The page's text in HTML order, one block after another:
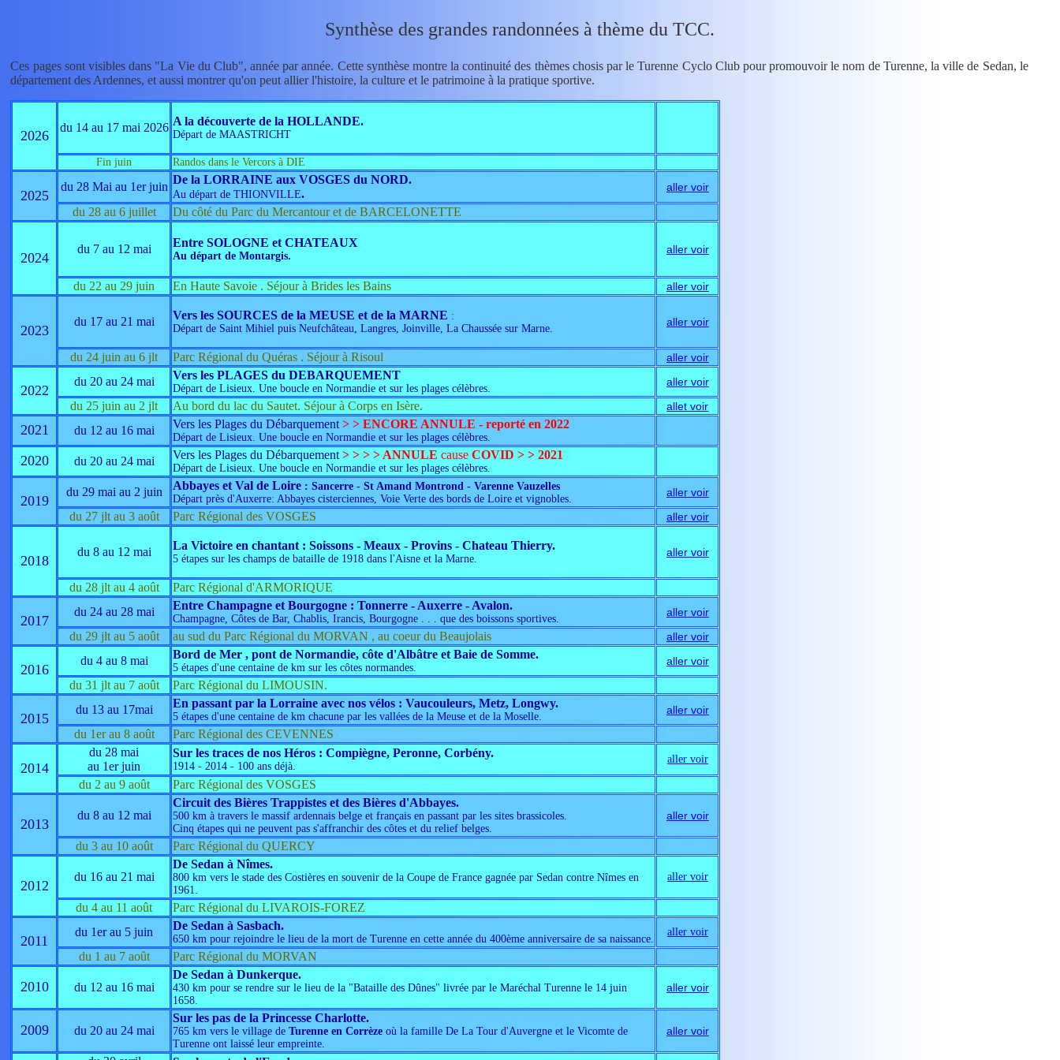
Synthèse des grandes randonnées à thème du TCC.
Ces pages sont visibles dans "La Vie du Club", année par année. Cette synthèse montre la continuité des thèmes chosis par le Turenne Cyclo Club pour promouvoir le nom de Turenne, la ville de Sedan, le
département des Ardennes, et aussi montrer qu'on peut allier l'histoire, la culture et le patrimoine à la pratique sportive.
2026
du 14 au 17 mai 2026 A la découverte de la HOLLANDE.
Départ de MAASTRICHT
Fin juin Randos dans le Vercors à DIE
2025
du 28 Mai au 1er juin
De la LORRAINE aux VOSGES du NORD.
Au départ de THIONVILLE. aller voir
du 28 au 6 juillet Du côté du Parc du Mercantour et de BARCELONETTE
2024
du 7 au 12 mai Entre SOLOGNE et CHATEAUX
Au départ de Montargis.
aller voir
du 22 au 29 juin En Haute Savoie . Séjour à Brides les Bains aller voir
2023
du 17 au 21 mai Vers les SOURCES de la MEUSE et de la MARNE :
Départ de Saint Mihiel puis Neufchâteau, Langres, Joinville, La Chaussée sur Marne.
aller voir
du 24 juin au 6 jlt Parc Régional du Quéras . Séjour à Risoul aller voir
2022
du 20 au 24 mai Vers les PLAGES du DEBARQUEMENT
Départ de Lisieux. Une boucle en Normandie et sur les plages célèbres.
aller voir
du 25 juin au 2 jlt Au bord du lac du Sautet. Séjour à Corps en Isère. allet voir
2021 du 12 au 16 mai Vers les Plages du Débarquement > > ENCORE ANNULE - reporté en 2022
Départ de Lisieux. Une boucle en Normandie et sur les plages célèbres.
2020 du 20 au 24 mai Vers les Plages du Débarquement > > > > ANNULEcause COVID > > 2021
Départ de Lisieux. Une boucle en Normandie et sur les plages célèbres.
2019
du 29 mai au 2 juin Abbayes et Val de Loire : Sancerre - St Amand Montrond - Varenne Vauzelles
Départ près d'Auxerre: Abbayes cisterciennes, Voie Verte des bords de Loire et vignobles.
aller voir
du 27 jlt au 3 août Parc Régional des VOSGES aller voir
2018
du 8 au 12 mai La Victoire en chantant : Soissons - Meaux - Provins - Chateau Thierry.
5 étapes sur les champs de bataille de 1918 dans l'Aisne et la Marne.
aller voir
du 28 jlt au 4 août Parc Régional d'ARMORIQUE
2017
du 24 au 28 mai Entre Champagne et Bourgogne : Tonnerre - Auxerre - Avalon.
Champagne, Côtes de Bar, Chablis, Irancis, Bourgogne . . . que des boissons sportives.
aller voir
du 29 jlt au 5 août au sud du Parc Régional du MORVAN , au coeur du Beaujolais aller voir
2016
du 4 au 8 mai Bord de Mer , pont de Normandie, côte d'Albâtre et Baie de Somme.
5 étapes d'une centaine de km sur les côtes normandes.
aller voir
du 31 jlt au 7 août Parc Régional du LIMOUSIN.
2015
du 13 au 17mai En passant par la Lorraine avec nos vélos : Vaucouleurs, Metz, Longwy.
5 étapes d'une centaine de km chacune par les vallées de la Meuse et de la Moselle.
aller voir
du 1er au 8 août Parc Régional des CEVENNES
2014
du 28 mai
au 1er juin
Sur les traces de nos Héros : Compiègne, Peronne, Corbény.
1914 - 2014 - 100 ans déjà.
aller voir
du 2 au 9 août Parc Régional des VOSGES
2013
du 8 au 12 mai
Circuit des Bières Trappistes et des Bières d'Abbayes.
500 km à travers le massif ardennais belge et français en passant par les sites brassicoles.
Cinq étapes qui ne peuvent pas s'affranchir des côtes et du relief belges.
aller voir
du 3 au 10 août Parc Régional du QUERCY
2012
du 16 au 21 mai
De Sedan à Nîmes.
800 km vers le stade des Costières en souvenir de la Coupe de France gagnée par Sedan contre Nîmes en
1961.
aller voir
du 4 au 11 août Parc Régional du LIVAROIS-FOREZ
2011
du 1er au 5 juin De Sedan à Sasbach.
650 km pour rejoindre le lieu de la mort de Turenne en cette année du 400ème anniversaire de sa naissance.
aller voir
du 1 au 7 août Parc Régional du MORVAN
2010 du 12 au 16 mai
De Sedan à Dunkerque.
430 km pour se rendre sur le lieu de la "Bataille des Dûnes" livrée par le Maréchal Turenne le 14 juin
1658.
aller voir
2009 du 20 au 24 mai
Sur les pas de la Princesse Charlotte.
765 km vers le village deTurenne en Corrèze où la famille De La Tour d'Auvergne et le Vicomte de
Turenne ont laissé leur empreinte.
aller voir